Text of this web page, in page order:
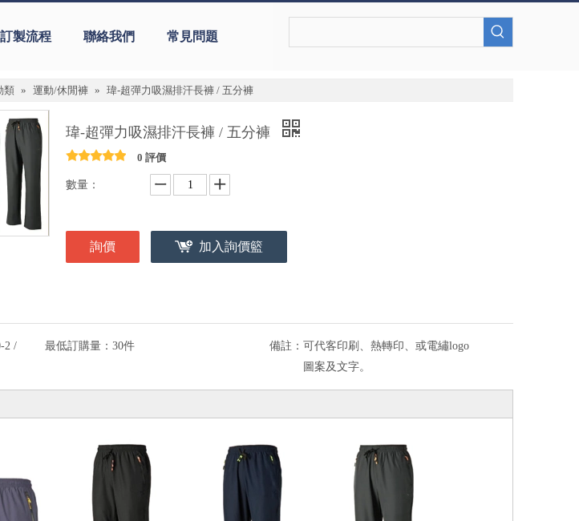
訂製流程 聯絡我們 常見問題
類 » 運動/休閒褲 » 瑋-超彈力吸濕排汗長褲 / 五分褲
瑋-超彈力吸濕排汗長褲 / 五分褲
0 評價
數量：
詢價 加入詢價籃
2 /
最低訂購量： 30件 備註： 可代客印刷、熱轉印、或電繡logo
圖案及文字。